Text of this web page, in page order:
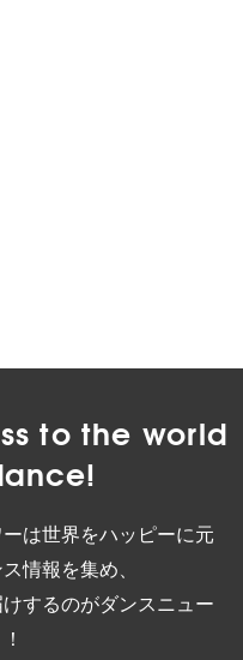
to the world
は世界をハッピーに元
情報を集め、
するのがダンスニュー